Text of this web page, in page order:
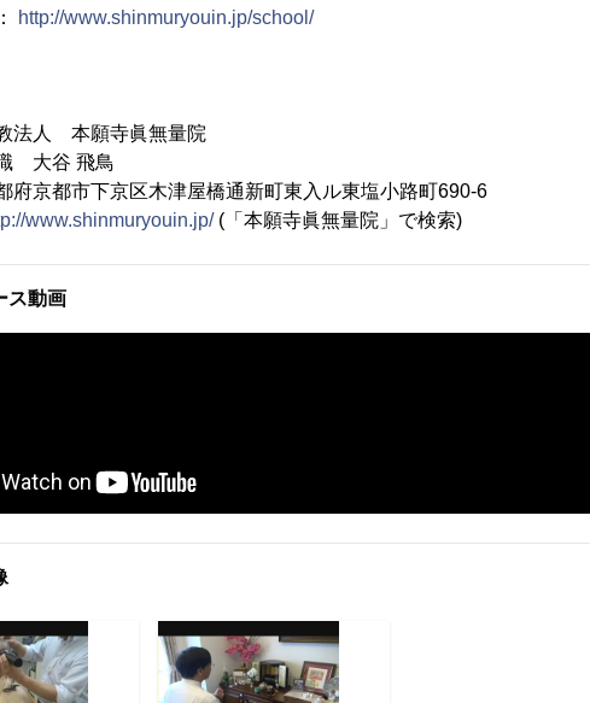
http://www.shinmuryouin.jp/school/
法人 本願寺眞無量院
大谷 飛鳥
府京都市下京区木津屋橋通新町東入ル東塩小路町690-6
www.shinmuryouin.jp/(「本願寺眞無量院」で検索)
ス動画